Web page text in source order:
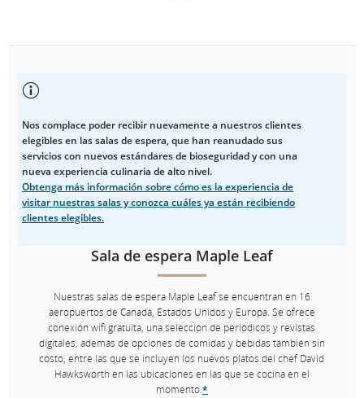
Nos complace poder recibir nuevamente a nuestros clientes
elegibles en las salas de espera, que han reanudado sus
servicios con nuevos estándares de bioseguridad y con una
nueva experiencia culinaria de alto nivel.
Obtenga más información sobre cómo es la experiencia de
visitar nuestras salas y conozca cuáles ya están recibiendo
clientes elegibles.
Sala de espera Maple Leaf
Nuestras salas de espera Maple Leaf se encuentran en 16
aeropuertos de Canadá, Estados Unidos y Europa. Se ofrece
conexión wifi gratuita, una selección de periódicos y revistas
digitales, además de opciones de comidas y bebidas también sin
costo, entre las que se incluyen los nuevos platos del chef David
Hawksworth en las ubicaciones en las que se cocina en el
momento.*